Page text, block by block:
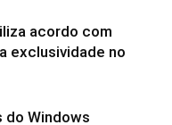
acordo com
exclusividade no
do Windows